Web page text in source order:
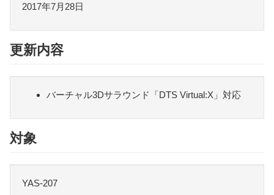
ア
2017年7月28日
更新内容
バーチャル3Dサラウンド「DTS Virtual:X」対応
対象
YAS-207